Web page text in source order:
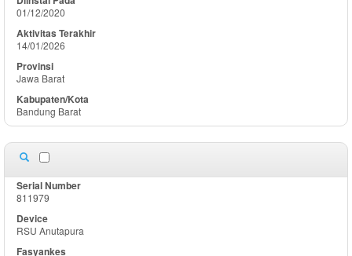
01/12/2020
14/01/2026
Jawa Barat
Bandung Barat
811979
RSU Anutapura